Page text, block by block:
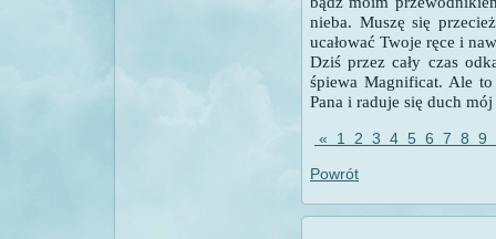
nieba. Muszę się
ucałować Twoje ręce i
Dziś przez cały czas
śpiewa Magnificat. Ale to
Pana i raduje się duch
« 1 2 3 4 5 6 7 8 9
Powrót